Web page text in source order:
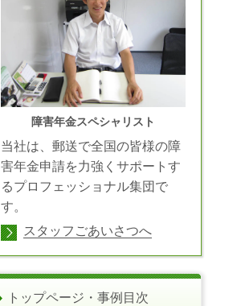
障害年金スペシャリスト
当社は、郵送で全国の皆様の障
害年金申請を力強くサポートす
るプロフェッショナル集団で
す。
スタッフごあいさつへ
トップページ・事例目次